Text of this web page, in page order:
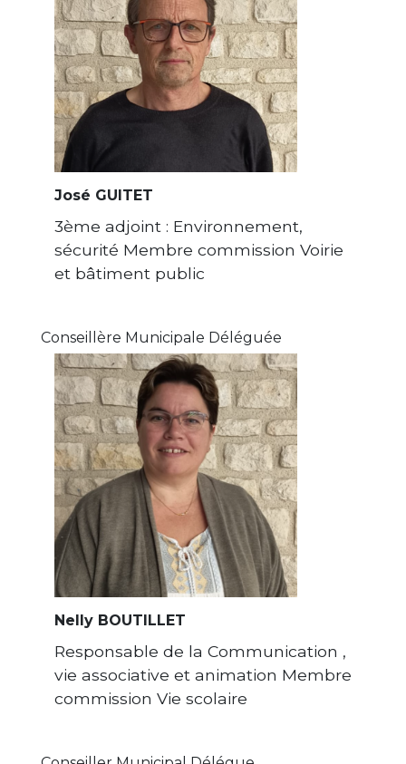
José GUITET
3ème adjoint : Environnement,
sécurité Membre commission Voirie
et bâtiment public
Conseillère Municipale Déléguée
Nelly BOUTILLET
Responsable de la Communication ,
vie associative et animation Membre
commission Vie scolaire